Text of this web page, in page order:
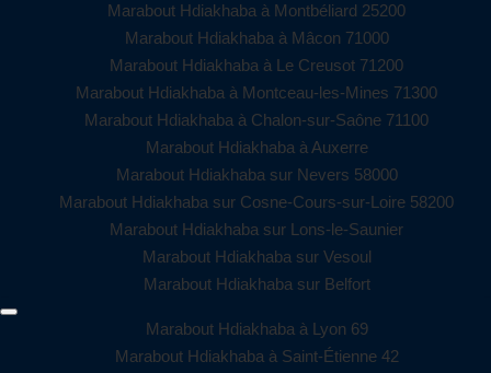
Marabout Hdiakhaba à Montbéliard 25200
Marabout Hdiakhaba à Mâcon 71000
Marabout Hdiakhaba à Le Creusot 71200
Marabout Hdiakhaba à Montceau-les-Mines 71300
Marabout Hdiakhaba à Chalon-sur-Saône 71100
Marabout Hdiakhaba à Auxerre
Marabout Hdiakhaba sur Nevers 58000
Marabout Hdiakhaba sur Cosne-Cours-sur-Loire 58200
Marabout Hdiakhaba sur Lons-le-Saunier
Marabout Hdiakhaba sur Vesoul
Marabout Hdiakhaba sur Belfort
Marabout Hdiakhaba à Lyon 69
Marabout Hdiakhaba à Saint-Étienne 42